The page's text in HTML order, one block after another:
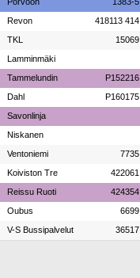
Revon 418113 414
TKL 15069
Lamminmäki
Tammelundin P152216
Dahl P160175
Savonlinja
Niskanen
Ventoniemi 7735
Koiviston Tre 422061
Reissu Ruoti 424354
Oubus 6699
V-S Bussipalvelut 36517